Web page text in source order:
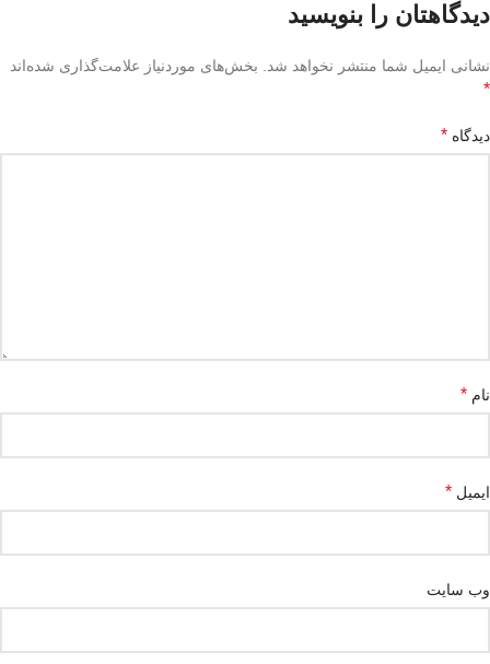
دیدگاهتان را بنویسید
نشانی ایمیل شما منتشر نخواهد شد. بخش‌های موردنیاز علامت‌گذاری شده‌اند
*
دیدگاه *
نام *
ایمیل *
وب‌ سایت